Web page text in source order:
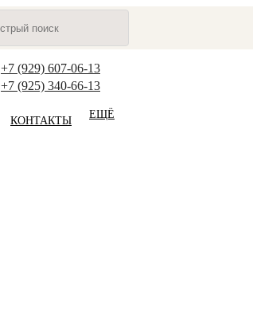
+7 (929) 607-06-13
+7 (925) 340-66-13
КОНТАКТЫ
ЕЩЁ